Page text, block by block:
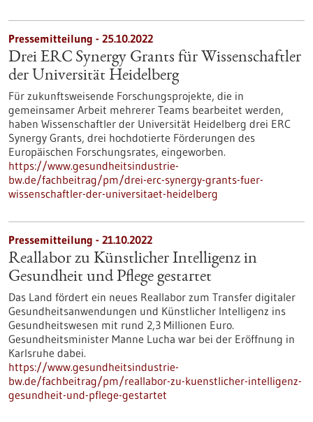
Pressemitteilung - 25.10.2022
Drei ERC Synergy Grants für Wissenschaftler
der Universität Heidelberg
Für zukunftsweisende Forschungsprojekte, die in
gemeinsamer Arbeit mehrerer Teams bearbeitet werden,
haben Wissenschaftler der Universität Heidelberg drei ERC
Synergy Grants, drei hochdotierte Förderungen des
Europäischen Forschungsrates, eingeworben.
https://www.gesundheitsindustrie-
bw.de/fachbeitrag/pm/drei-erc-synergy-grants-fuer-
wissenschaftler-der-universitaet-heidelberg
Pressemitteilung - 21.10.2022
Reallabor zu Künstlicher Intelligenz in
Gesundheit und Pflege gestartet
Das Land fördert ein neues Reallabor zum Transfer digitaler
Gesundheitsanwendungen und Künstlicher Intelligenz ins
Gesundheitswesen mit rund 2,3 Millionen Euro.
Gesundheitsminister Manne Lucha war bei der Eröffnung in
Karlsruhe dabei.
https://www.gesundheitsindustrie-
bw.de/fachbeitrag/pm/reallabor-zu-kuenstlicher-intelligenz-
gesundheit-und-pflege-gestartet